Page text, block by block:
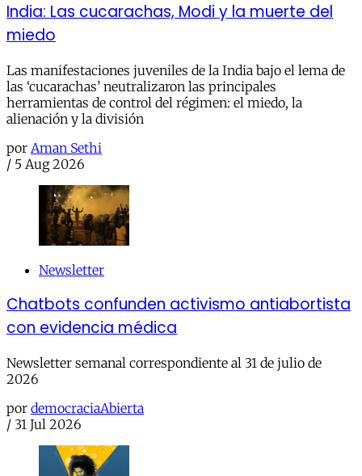
India: Las cucarachas, Modi y la muerte del
miedo
Las manifestaciones juveniles de la India bajo el lema de
las ‘cucarachas’ neutralizaron las principales
herramientas de control del régimen: el miedo, la
alienación y la división
por Aman Sethi
/ 5 Aug 2026
Newsletter
Chatbots confunden activismo antiabortista
con evidencia médica
Newsletter semanal correspondiente al 31 de julio de
2026
por democraciaAbierta
/ 31 Jul 2026